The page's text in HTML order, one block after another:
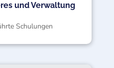
und Verwaltung
Schulungen